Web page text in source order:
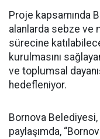
Proje kapsamında
alanlarda sebze ve
sürecine
kurulmasını
ve toplumsal
hedefleniyor.
Bornova Belediyesi,
paylaşımda,